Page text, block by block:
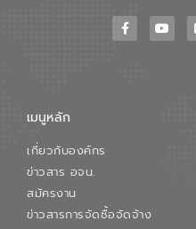
เมนูหลัก
เกี่ยวกับองค์กร
ข่าวสาร อจน.
สมัครงาน
ข่าวสารการจัดซื้อจัดจ้าง